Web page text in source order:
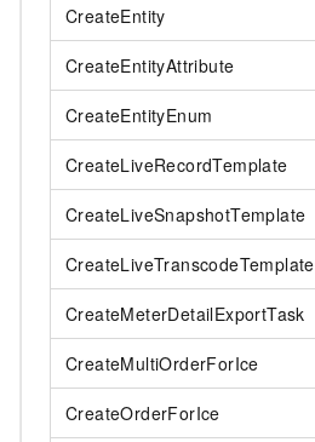
CreateEntity
CreateEntityAttribute
CreateEntityEnum
CreateLiveRecordTemplate
CreateLiveSnapshotTemplate
CreateLiveTranscodeTemplate
CreateMeterDetailExportTask
CreateMultiOrderForIce
CreateOrderForIce